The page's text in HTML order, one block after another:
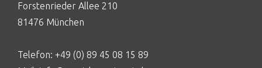
Forstenrieder Allee 210
81476 München
Telefon: +49 (0) 89 45 08 15 89